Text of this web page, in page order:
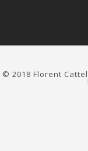
© 2018 Florent